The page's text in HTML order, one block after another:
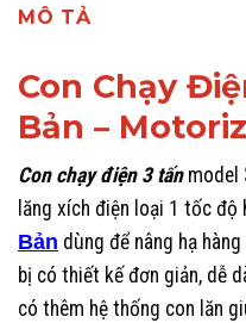
MÔ TẢ
Con Chạy
Bản –
Con chạy điện 3 tấnmodel
lăng xích điện loại 1 tốc
Bản dùng để nâng hạ
bị có thiết kế đơn giản, dễ
có thêm hệ thống con lăn